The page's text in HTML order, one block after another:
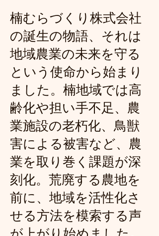
楠むらづくり株式会社
の誕生の物語、それは
地域農業の未来を守る
という使命から始まり
ました。楠地域では高
齢化や担い手不足、農
業施設の老朽化、鳥獣
害による被害など、農
業を取り巻く課題が深
刻化。荒廃する農地を
前に、地域を活性化さ
せる方法を模索する声